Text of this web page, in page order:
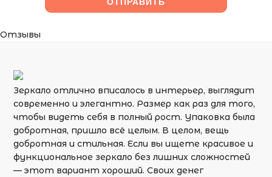
Отзывы
Зеркало отлично вписалось в интерьер, выглядит
современно и элегантно. Размер как раз для того,
чтобы видеть себя в полный рост. Упаковка была
добротная, пришло всё целым. В целом, вещь
добротная и стильная. Если вы ищете красивое и
функциональное зеркало без лишних сложностей
— этот вариант хороший. Своих денег